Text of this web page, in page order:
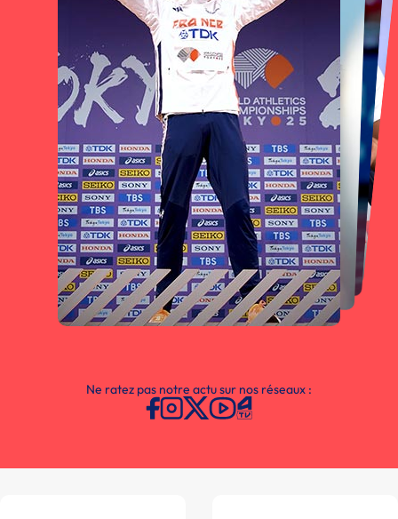
Ne ratez pas notre actu sur nos réseaux :